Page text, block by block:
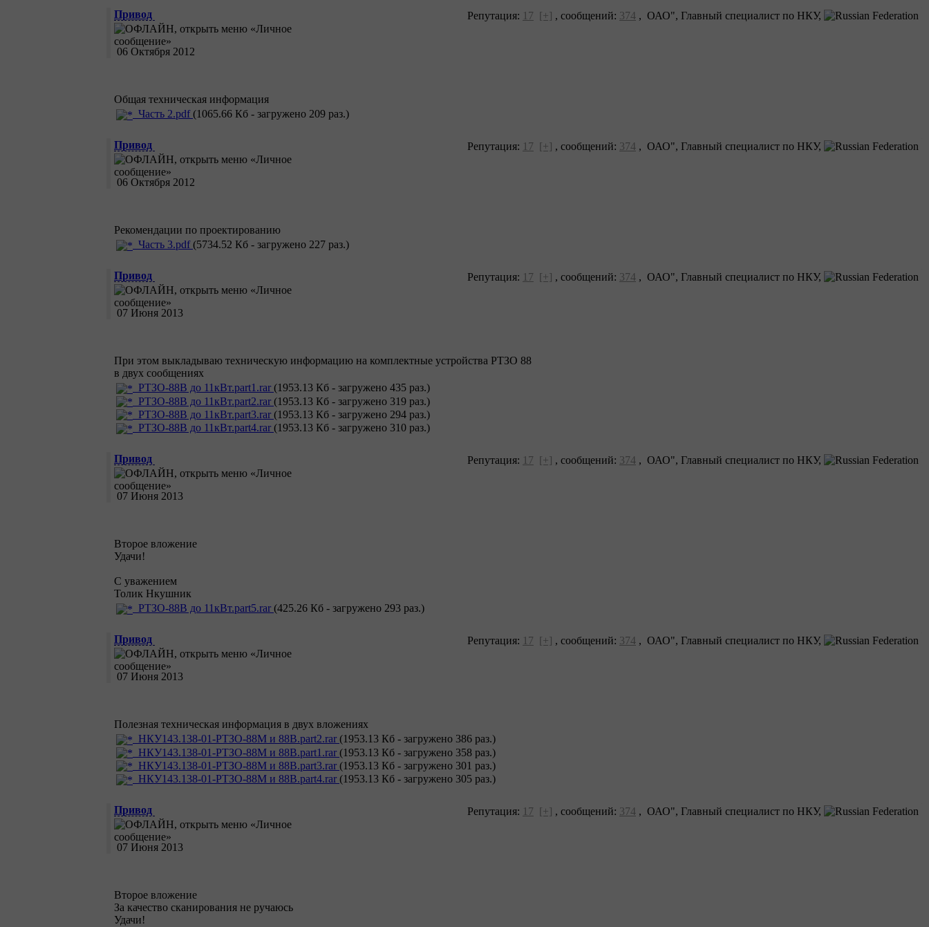
Привод
06 Октября 2012
Репутация: 17 [+] , сообщений: 374 , ОАО", Главный специалист по НКУ,
Общая техническая информация
Часть 2.pdf(1065.66 Кб - загружено 209 раз.)
Привод
06 Октября 2012
Репутация: 17 [+] , сообщений: 374 , ОАО", Главный специалист по НКУ,
Рекомендации по проектированию
Часть 3.pdf(5734.52 Кб - загружено 227 раз.)
Привод
07 Июня 2013
Репутация: 17 [+] , сообщений: 374 , ОАО", Главный специалист по НКУ,
При этом выкладываю техническую информацию на комплектные устройства РТЗО 88
в двух сообщениях
РТЗО-88В до 11кВт.part1.rar (1953.13 Кб - загружено 435 раз.)
РТЗО-88В до 11кВт.part2.rar (1953.13 Кб - загружено 319 раз.)
РТЗО-88В до 11кВт.part3.rar (1953.13 Кб - загружено 294 раз.)
РТЗО-88В до 11кВт.part4.rar (1953.13 Кб - загружено 310 раз.)
Привод
07 Июня 2013
Репутация: 17 [+] , сообщений: 374 , ОАО", Главный специалист по НКУ,
Второе вложение
Удачи!
С уважением
Толик Нкушник
РТЗО-88В до 11кВт.part5.rar (425.26 Кб - загружено 293 раз.)
Привод
07 Июня 2013
Репутация: 17 [+] , сообщений: 374 , ОАО", Главный специалист по НКУ,
Полезная техническая информация в двух вложениях
НКУ143.138-01-РТЗО-88М и 88В.part2.rar (1953.13 Кб - загружено 386 раз.)
НКУ143.138-01-РТЗО-88М и 88В.part1.rar (1953.13 Кб - загружено 358 раз.)
НКУ143.138-01-РТЗО-88М и 88В.part3.rar (1953.13 Кб - загружено 301 раз.)
НКУ143.138-01-РТЗО-88М и 88В.part4.rar (1953.13 Кб - загружено 305 раз.)
Привод
07 Июня 2013
Репутация: 17 [+] , сообщений: 374 , ОАО", Главный специалист по НКУ,
Второе вложение
За качество сканирования не ручаюсь
Удачи!